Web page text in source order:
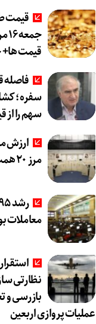
قیمت
قیمت
فاصله
سفره؛
سهم را از
ارزش
مرز 20 همت عبور کرد
معاملات
نظارتی
بازرسی و
عملیات پروازی اربعین